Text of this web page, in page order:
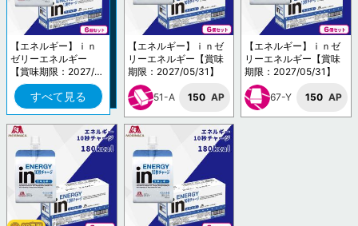
【エネルギー】ｉｎ
ゼリーエネルギー
【賞味期限：2027/0
5/31】
すべて見る
【エネルギー】ｉｎゼ
リーエネルギー【賞味
期限：2027/05/31】
51-A 150 AP
【エネルギー】ｉｎゼ
リーエネルギー【賞味
期限：2027/05/31】
67-Y 150 AP